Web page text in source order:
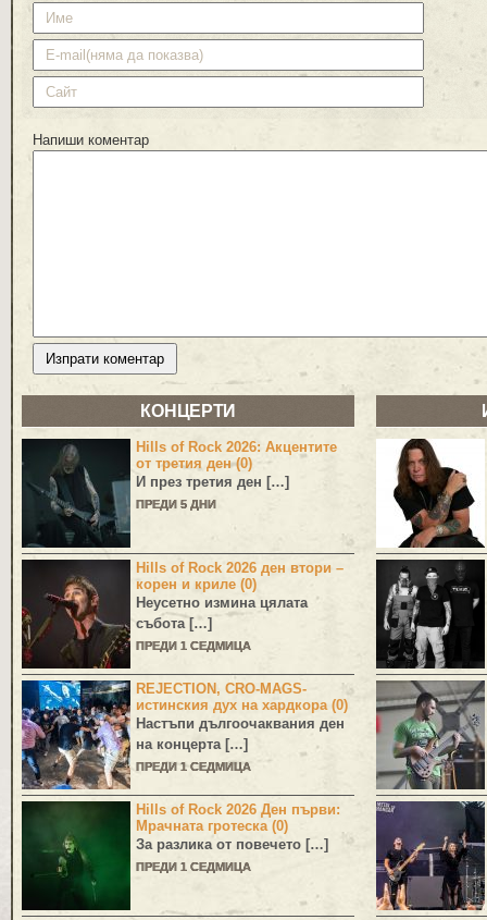
Напиши коментар
КОНЦЕРТИ
Hills of Rock 2026: Акцентите
от третия ден (0)
И през третия ден […]
ПРЕДИ 5 ДНИ
Hills of Rock 2026 ден втори –
корен и криле (0)
Неусетно измина цялата
събота […]
ПРЕДИ 1 СЕДМИЦА
REJECTION, CRO-MAGS-
истинския дух на хардкора (0)
Настъпи дългоочаквания ден
на концерта […]
ПРЕДИ 1 СЕДМИЦА
Hills of Rock 2026 Ден първи:
Мрачната гротеска (0)
За разлика от повечето […]
ПРЕДИ 1 СЕДМИЦА